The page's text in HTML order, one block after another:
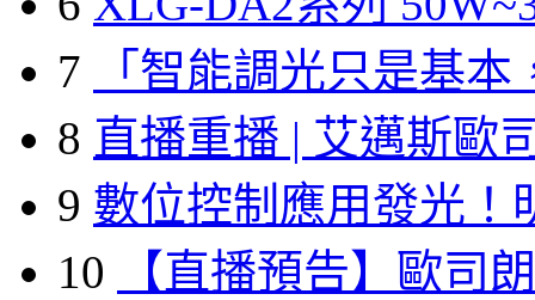
7
「智能調光只是基本
8 直播重播 | 艾邁斯歐
9 數位控制應用發光！
10
【直播預告】歐司